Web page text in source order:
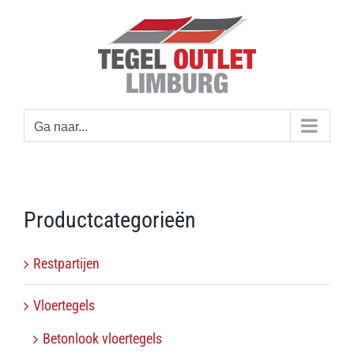
Ga naar...
Productcategorieën
Restpartijen
Vloertegels
Betonlook vloertegels